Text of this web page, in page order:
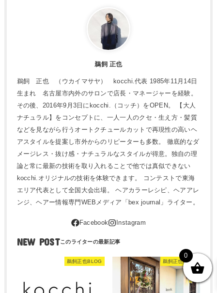
鵜飼 正也
鵜飼 正也 （ウカイマサヤ） kocchi.代表 1985年11月14日
生まれ 名古屋市内外のサロンで店長・マネージャーを経験。
その後、2016年9月3日にkocchi.（コッチ）をOPEN。 【大人
ナチュラル】をコンセプトに、一人一人のクセ・生え方・髪質
などを見ながら行うオートクチュールカットで再現性の高いヘ
アスタイルを提案し市外からのリピーターも多数。 徹底的なダ
メージレス・抜け感・ナチュラルなスタイルが得意。独自の理
論と常に最新の技術を取り入れることで他では真似できない
kocchi.オリジナルの技術を体験できます。 コンテストで東海
エリア代表として全国大会出場。 ヘアカラーレシピ、ヘアアレ
ンジ、ヘアー情報専門WEBメディア「bex journal」ライター。
NEW POST
鵜飼正也BLOG 鵜飼正也BLOG
0